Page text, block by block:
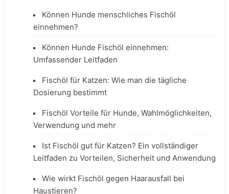
Können Hunde menschliches Fischöl
einnehmen?
Können Hunde Fischöl einnehmen:
Umfassender Leitfaden
Fischöl für Katzen: Wie man die tägliche
Dosierung bestimmt
Fischöl Vorteile für Hunde, Wahlmöglichkeiten,
Verwendung und mehr
Ist Fischöl gut für Katzen? Ein vollständiger
Leitfaden zu Vorteilen, Sicherheit und Anwendung
Wie wirkt Fischöl gegen Haarausfall bei
Haustieren?